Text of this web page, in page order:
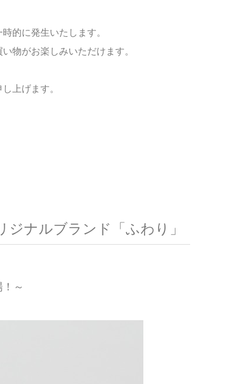
的に発生いたします。
物がお楽しみいただけます。
上げます。
ジナルブランド「ふわり」
～